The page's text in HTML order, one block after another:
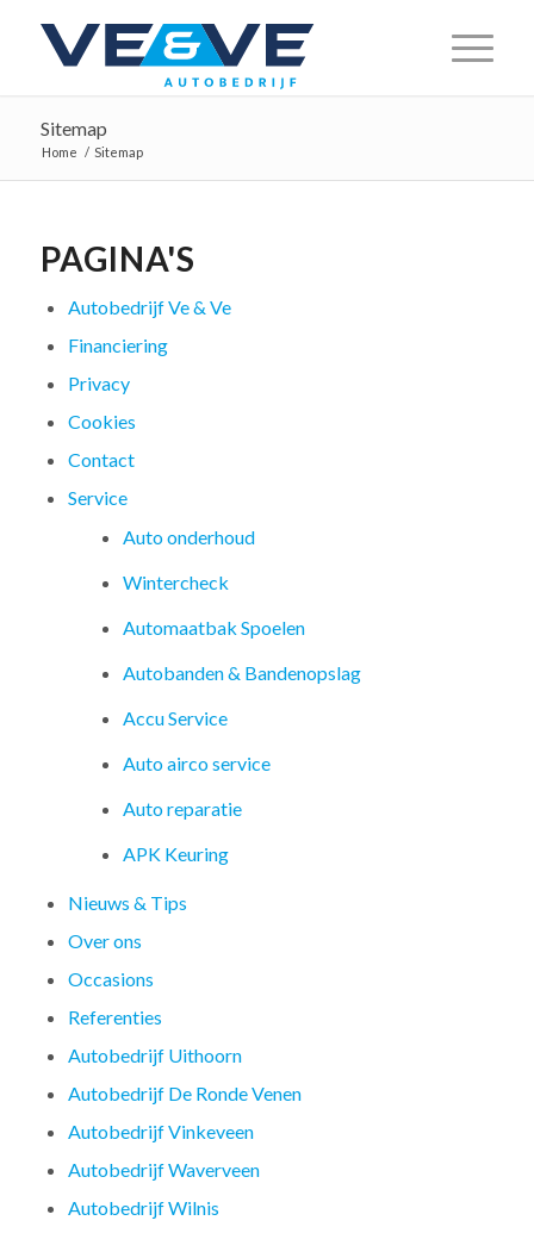
Sitemap
Home / Sitemap
PAGINA'S
Autobedrijf Ve & Ve
Financiering
Privacy
Cookies
Contact
Service
Auto onderhoud
Wintercheck
Automaatbak Spoelen
Autobanden & Bandenopslag
Accu Service
Auto airco service
Auto reparatie
APK Keuring
Nieuws & Tips
Over ons
Occasions
Referenties
Autobedrijf Uithoorn
Autobedrijf De Ronde Venen
Autobedrijf Vinkeveen
Autobedrijf Waverveen
Autobedrijf Wilnis